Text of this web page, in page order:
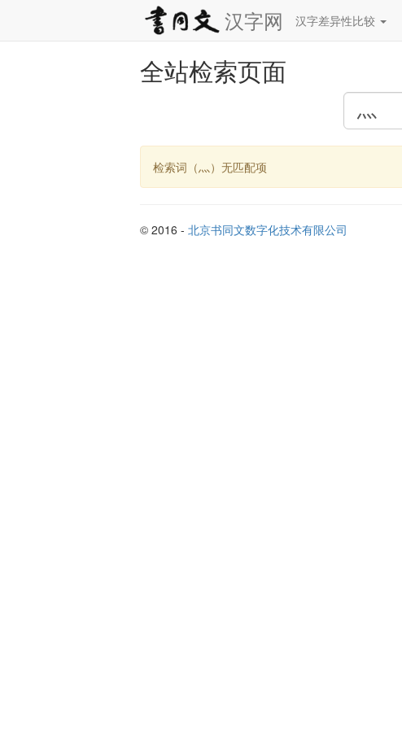
汉字网 汉字差异性比较
全站检索页面
检索词（灬）无匹配项
© 2016 - 北京书同文数字化技术有限公司